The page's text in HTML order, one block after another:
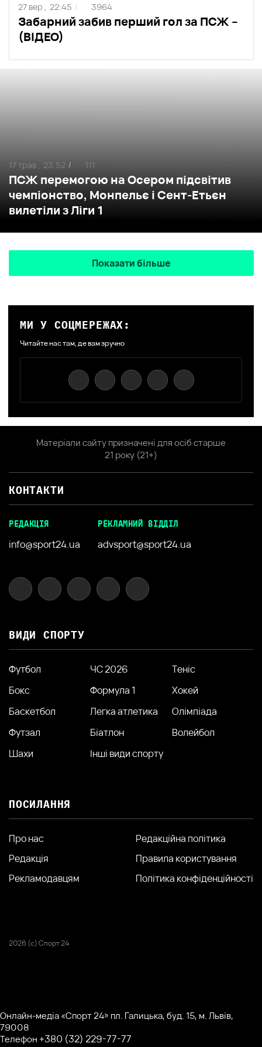
Забарний забив перший гол за ПСЖ –
(ВІДЕО)
27 вер , 22:45 / 3964
ПСЖ перемогою на Осером підсвітив
чемпіонство, Монпельє і Сент-Етьєн
вилетіли з Ліги 1
17 трав , 23:52 / 111
Показати більше
МИ У СОЦМЕРЕЖАХ:
Читайте нас там, де вам зручно
Матеріали сайту призначені для осіб старше
21 року (21+)
КОНТАКТИ
РЕДАКЦІЯ
info@sport24.ua
РЕКЛАМНИЙ ВІДДІЛ
advsport@sport24.ua
ВИДИ СПОРТУ
Футбол ЧС 2026
Теніс
Бокс
Формула 1
Хокей
Баскетбол
Легка атлетика
Олімпіада
Футзал
Біатлон
Волейбол
Шахи
Інші види спорту
ПОСИЛАННЯ
Про нас
Редакція
Рекламодавцям
Редакційна політика
Правила користування
Політика конфіденційності
2026 (с) Спорт 24
Онлайн-медіа «Спорт 24» пл. Галицька, буд. 15, м. Львів,
79008
Телефон +380 (32) 229-77-77